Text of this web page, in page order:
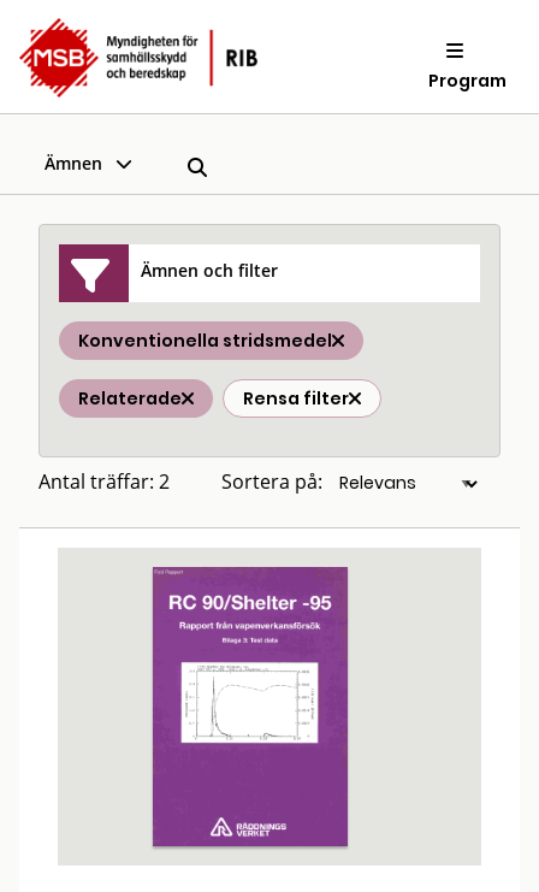
Program
Ämnen
Ämnen och filter
Konventionella stridsmedel
Relaterade Rensa filter
Antal träffar: 2 Sortera på: